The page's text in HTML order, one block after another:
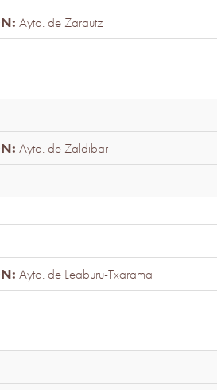
Ayto. de Zarautz
Ayto. de Zaldibar
Ayto. de Leaburu-Txarama